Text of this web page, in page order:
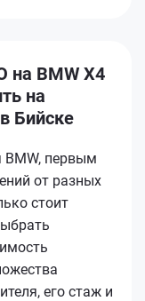
на BMW X4
на
Бийске
первым
от разных
стоит
его стаж и